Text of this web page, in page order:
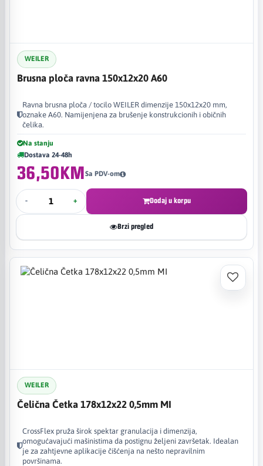
WEILER
Brusna ploča ravna 150x12x20 A60
Ravna brusna ploča / tocilo WEILER dimenzije 150x12x20 mm,
oznake A60. Namijenjena za brušenje konstrukcionih i običnih
čelika.
Na stanju
Dostava 24-48h
36,50KMSa PDV-om
- + Dodaj u korpu
Brzi pregled
WEILER
Čelična Četka 178x12x22 0,5mm MI
CrossFlex pruža širok spektar granulacija i dimenzija,
omogućavajući mašinistima da postignu željeni završetak. Idealan
je za zahtjevne aplikacije čišćenja na nešto nepravilnim
površinama.